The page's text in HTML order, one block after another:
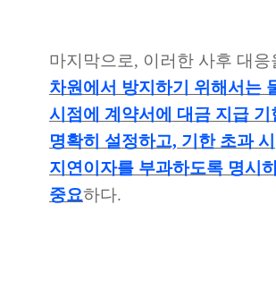
마지막으로, 이러한 사후 대응
차원에서 방지하기 위해서는
시점에 계약서에 대금 지급 기
명확히 설정하고, 기한 초과 시
지연이자를 부과하도록 명시
중요하다.